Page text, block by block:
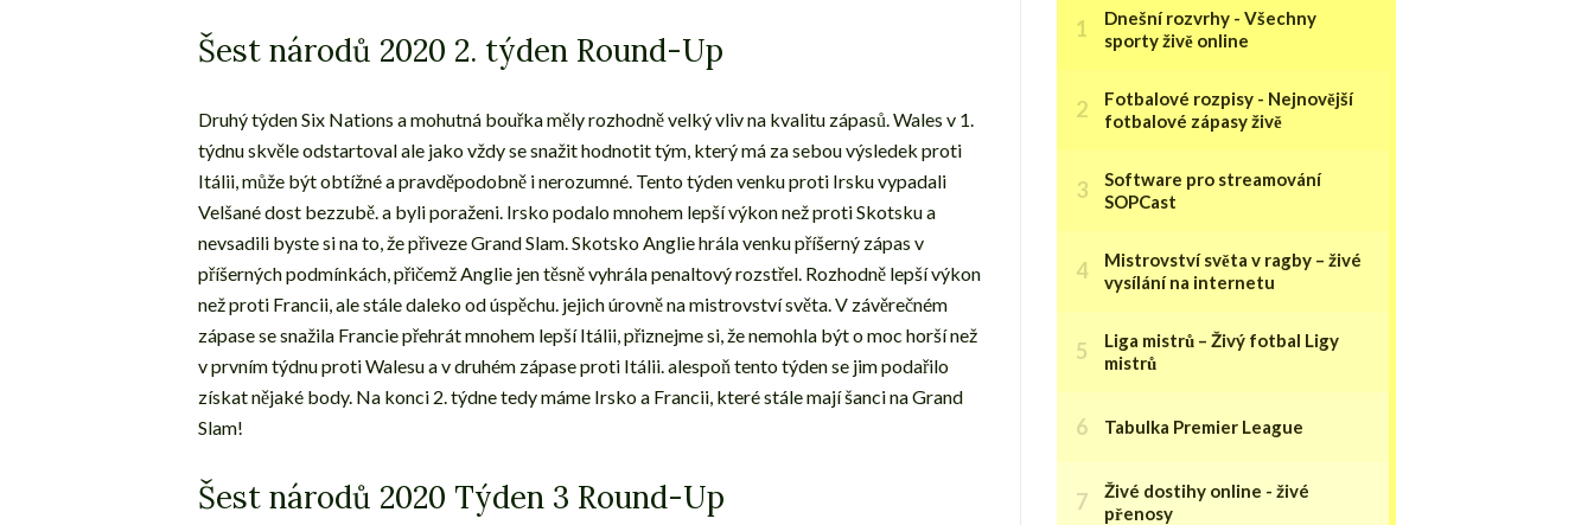
Šest národů 2020 2. týden Round-Up
Druhý týden Six Nations a mohutná bouřka měly rozhodně velký vliv na kvalitu zápasů. Wales v 1.
týdnu skvěle odstartoval ale jako vždy se snažit hodnotit tým, který má za sebou výsledek proti
Itálii, může být obtížné a pravděpodobně i nerozumné. Tento týden venku proti Irsku vypadali
Velšané dost bezzubě. a byli poraženi. Irsko podalo mnohem lepší výkon než proti Skotsku a
nevsadili byste si na to, že přiveze Grand Slam. Skotsko Anglie hrála venku příšerný zápas v
příšerných podmínkách, přičemž Anglie jen těsně vyhrála penaltový rozstřel. Rozhodně lepší výkon
než proti Francii, ale stále daleko od úspěchu. jejich úrovně na mistrovství světa. V závěrečném
zápase se snažila Francie přehrát mnohem lepší Itálii, přiznejme si, že nemohla být o moc horší než
v prvním týdnu proti Walesu a v druhém zápase proti Itálii. alespoň tento týden se jim podařilo
získat nějaké body. Na konci 2. týdne tedy máme Irsko a Francii, které stále mají šanci na Grand
Slam!
Šest národů 2020 Týden 3 Round-Up
Dnešní rozvrhy - Všechny
sporty živě online
Fotbalové rozpisy - Nejnovější
fotbalové zápasy živě
Software pro streamování
SOPCast
Mistrovství světa v ragby – živé
vysílání na internetu
Liga mistrů – Živý fotbal Ligy
mistrů
Tabulka Premier League
Živé dostihy online - živé
přenosy